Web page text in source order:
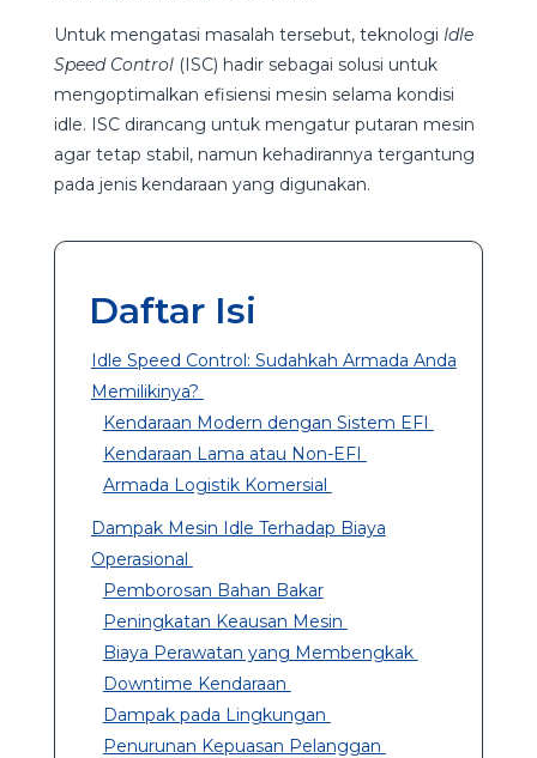
Untuk mengatasi masalah tersebut, teknologi Idle
Speed Control(ISC) hadir sebagai solusi untuk
mengoptimalkan efisiensi mesin selama kondisi
idle. ISC dirancang untuk mengatur putaran mesin
agar tetap stabil, namun kehadirannya tergantung
pada jenis kendaraan yang digunakan.
Daftar Isi
Idle Speed Control: Sudahkah Armada Anda
Memilikinya?
Kendaraan Modern dengan Sistem EFI
Kendaraan Lama atau Non-EFI
Armada Logistik Komersial
Dampak Mesin Idle Terhadap Biaya
Operasional
Pemborosan Bahan Bakar
Peningkatan Keausan Mesin
Biaya Perawatan yang Membengkak
Downtime Kendaraan
Dampak pada Lingkungan
Penurunan Kepuasan Pelanggan